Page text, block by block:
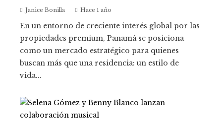
Janice Bonilla Hace 1 año
En un entorno de creciente interés global por las
propiedades premium, Panamá se posiciona
como un mercado estratégico para quienes
buscan más que una residencia: un estilo de
vida...